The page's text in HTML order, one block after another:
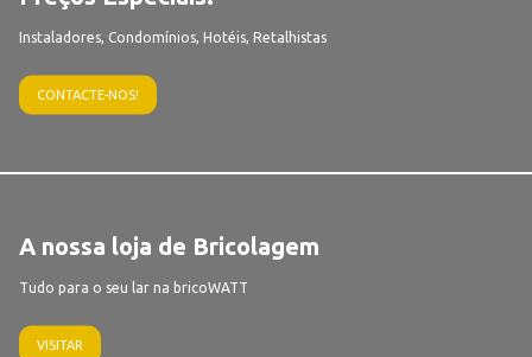
Instaladores, Condomínios, Hotéis, Retalhistas
CONTACTE-NOS!
A nossa loja de Bricolagem
Tudo para o seu lar na bricoWATT
VISITAR